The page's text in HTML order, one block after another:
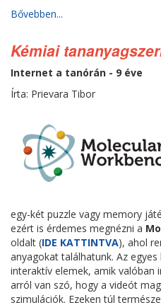
Bővebben...
Kémiai
Internet a tanórán - 9 éve
Írta: Prievara Tibor
egy-két puzzle vagy memory
ezért is érdemes megnézni a
oldalt (IDE KATTINTVA), ahol
anyagokat találhatunk. Az
interaktív elemek, amik valóban
arról van szó, hogy a videót
szimulációk. Ezeken túl